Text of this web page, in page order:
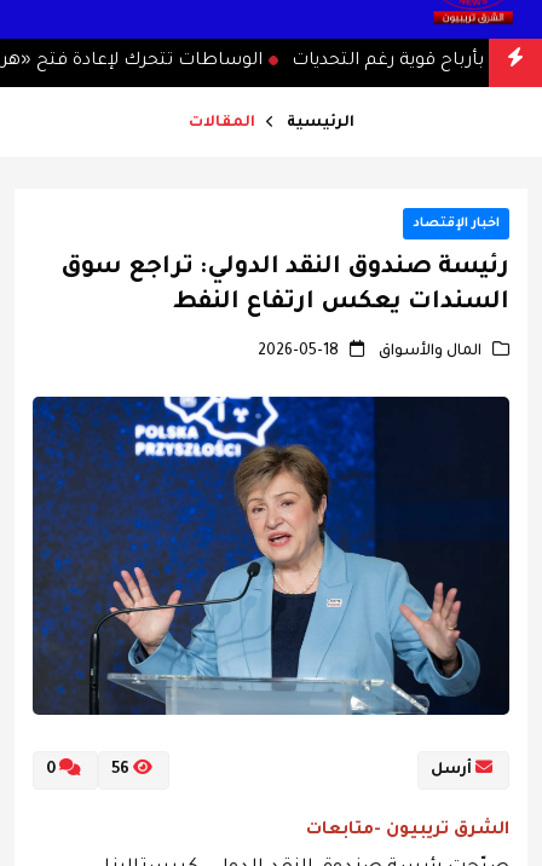
بأرباح قوية رغم التحديات الوساطات تتحرك لإعادة فتح
الرئيسية المقالات
اخبار الإقتصاد
رئيسة صندوق النقد الدولي: تراجع سوق
السندات يعكس ارتفاع النفط
المال والأسواق
أرسل
الشرق تريبيون -متابعات